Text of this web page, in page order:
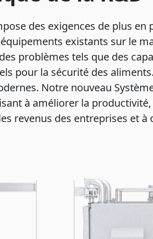
des exigences de plus en
existants sur le
problèmes tels que des
pour la sécurité des
Notre nouveau
à améliorer la
revenus des entreprises et